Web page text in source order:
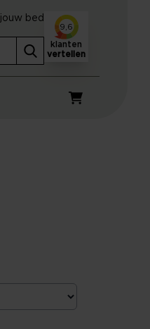
Winkelwagen
bed
9,6
klanten
vertellen